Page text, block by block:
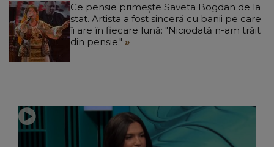
Ce pensie primește Saveta Bogdan de la
stat. Artista a fost sinceră cu banii pe care
îi are în fiecare lună: "Niciodată n-am trăit
din pensie."